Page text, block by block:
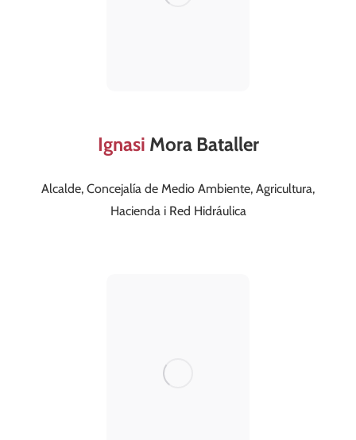
Ignasi Mora Bataller
Alcalde, Concejalía de Medio Ambiente, Agricultura,
Hacienda i Red Hidráulica
alcaldia@valldegallinera.es
663 518 483